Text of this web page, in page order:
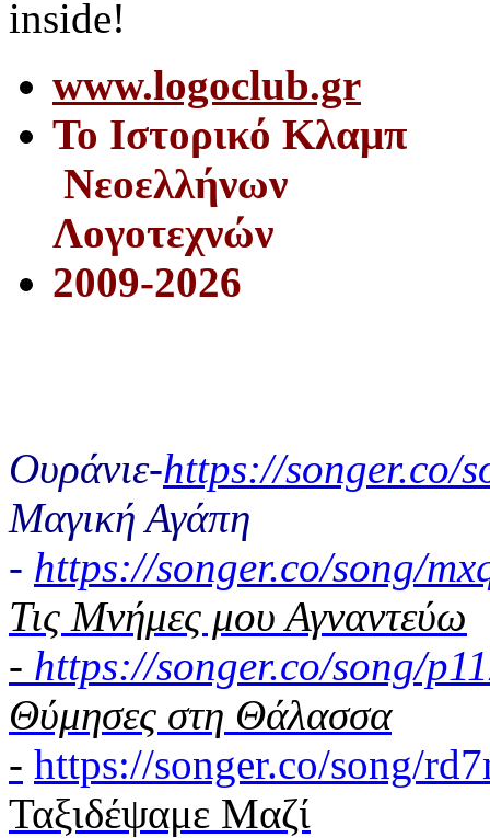
www.logoclub.gr
Το Iστορικό Κλαμπ
Νεοελλήνων
Λογοτεχνών
2009-2026
Ουράνιε-https://songer.co/
Μαγική Αγάπη
- https://songer.co/song/
Τις Μνήμες μου Αγναντεύω
- https://songer.co/song/
Θύμησες στη Θάλασσα
- https://songer.co/song/
Ταξιδέψαμε Μαζί